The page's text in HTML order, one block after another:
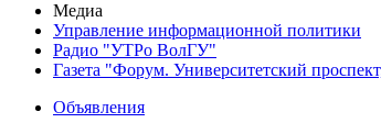
Медиа
Управление информационной политики
Радио "УТРо ВолГУ"
Газета "Форум. Университетский
Объявления